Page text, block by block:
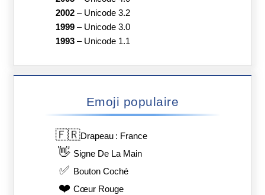
2002– Unicode 3.2
1999– Unicode 3.0
1993– Unicode 1.1
Emoji populaire
🇫🇷Drapeau : France
👋 Signe De La Main
✅ Bouton Coché
❤️ Cœur Rouge